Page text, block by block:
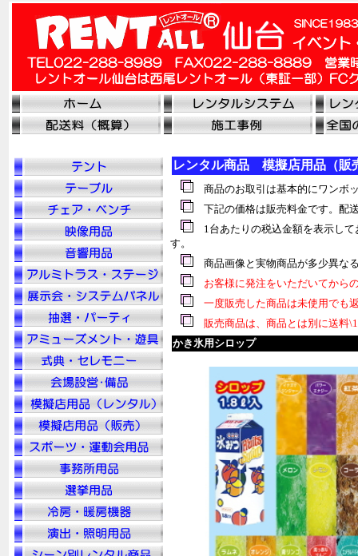
レンタル商品 模擬店用品（販
商品のお取引は基本的にワンボ
下記の価格は販売料金です。配
1台あたりの税込金額を表示して
す。
商品画像と実物商品が多少異な
お客様に発注をいただいてから
一度販売した商品は未使用でも
販売商品は、商品とは別に送料
かき氷用シロップ